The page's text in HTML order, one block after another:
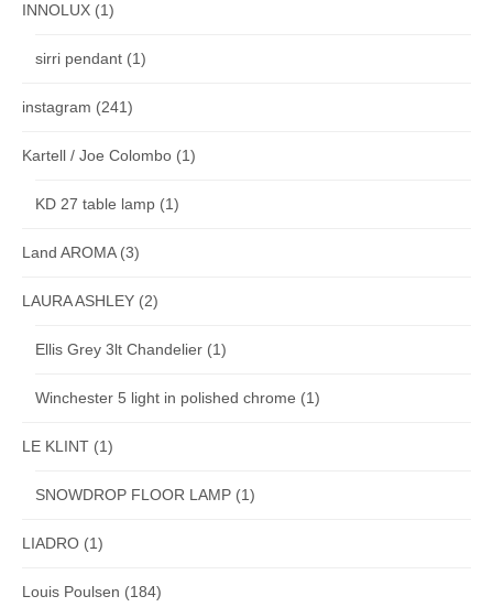
INNOLUX (1)
sirri pendant (1)
instagram (241)
Kartell / Joe Colombo (1)
KD 27 table lamp (1)
Land AROMA(3)
LAURA ASHLEY (2)
Ellis Grey 3lt Chandelier (1)
Winchester 5 light in polished chrome (1)
LE KLINT (1)
SNOWDROP FLOOR LAMP (1)
LIADRO (1)
Louis Poulsen (184)